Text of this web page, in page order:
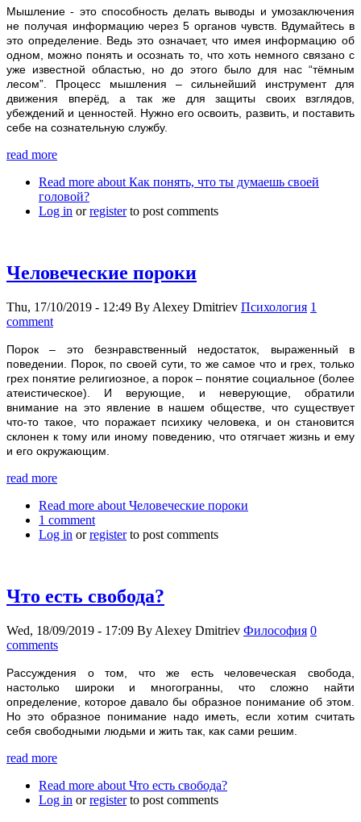
Мышление - это способность делать выводы и умозаключения
не получая информацию через 5 органов чувств. Вдумайтесь в
это определение. Ведь это означает, что имея информацию об
одном, можно понять и осознать то, что хоть немного связано с
уже известной областью, но до этого было для нас “тёмным
лесом”. Процесс мышления – сильнейший инструмент для
движения вперёд, а так же для защиты своих взглядов,
убеждений и ценностей. Нужно его освоить, развить, и поставить
себе на сознательную службу.
read more
Read more about Как понять, что ты думаешь своей
головой?
Log in orregisterto post comments
Человеческие пороки
Thu, 17/10/2019 - 12:49 By Alexey Dmitriev Психология 1
comment
Порок – это безнравственный недостаток, выраженный в
поведении. Порок, по своей сути, то же самое что и грех, только
грех понятие религиозное, а порок – понятие социальное (более
атеистическое). И верующие, и неверующие, обратили
внимание на это явление в нашем обществе, что существует
что-то такое, что поражает психику человека, и он становится
склонен к тому или иному поведению, что отягчает жизнь и ему
и его окружающим.
read more
Read more about Человеческие пороки
1 comment
Log in orregisterto post comments
Что есть свобода?
Wed, 18/09/2019 - 17:09 By Alexey Dmitriev Философия 0
comments
Рассуждения о том, что же есть человеческая свобода,
настолько широки и многогранны, что сложно найти
определение, которое давало бы образное понимание об этом.
Но это образное понимание надо иметь, если хотим считать
себя свободными людьми и жить так, как сами решим.
read more
Read more about Что есть свобода?
Log in orregisterto post comments